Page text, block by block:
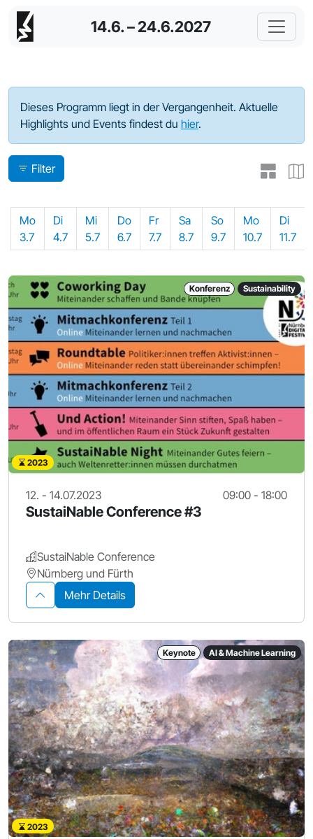
14.6. – 24.6.2027
Programm - 2023
Dieses Programm liegt in der Vergangenheit. Aktuelle
Highlights und Events findest du hier.
Filter
Mo
3.7
Di
4.7
Mi
5.7
Do
6.7
Fr
7.7
Sa
8.7
So
9.7
Mo
10.7
Di
11.7
Konferenz Sustainability
2023
12. - 14.07.2023 09:00 - 18:00
SustaiNable Conference #3
SustaiNable Conference
Nürnberg und Fürth
Mehr Details
Keynote AI & Machine Learning
2023